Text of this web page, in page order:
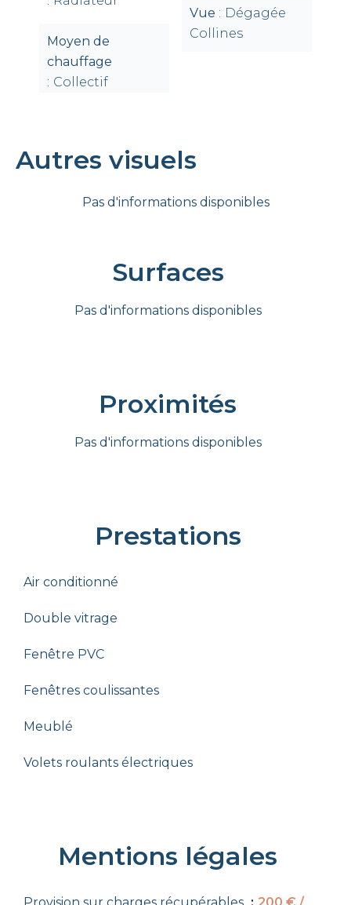
Moyen de
chauffage
Collectif
Vue
Dégagée
Collines
Autres visuels
Pas d'informations disponibles
Surfaces
Pas d'informations disponibles
Proximités
Pas d'informations disponibles
Prestations
Air conditionné
Double vitrage
Fenêtre PVC
Fenêtres coulissantes
Meublé
Volets roulants électriques
Mentions légales